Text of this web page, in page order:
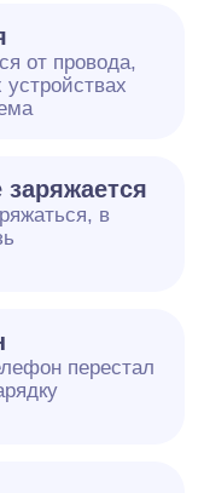
от провода,
в
перестал